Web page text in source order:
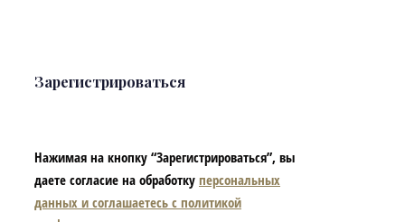
Зарегистрироваться
Нажимая на кнопку “Зарегистрироваться”, вы
даете согласие на обработку персональных
данных и соглашаетесь с политикой